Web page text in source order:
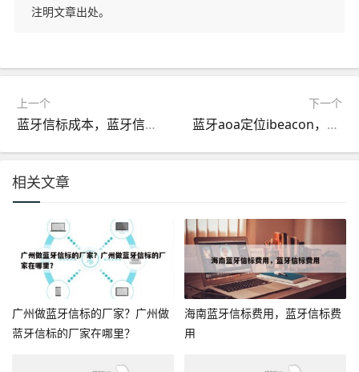
注明文章出处。
上一个
蓝牙信标成本，蓝牙信标安装方式
下一个
蓝牙aoa定位ibeacon，蓝牙aoa定位频率？
相关文章
广州做蓝牙信标的厂家？广州做
蓝牙信标的厂家在哪里？
海南蓝牙信标费用，蓝牙信标费
用